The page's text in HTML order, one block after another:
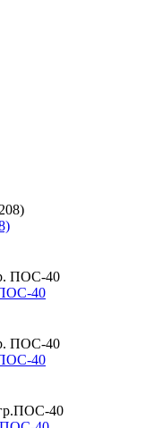
40
40